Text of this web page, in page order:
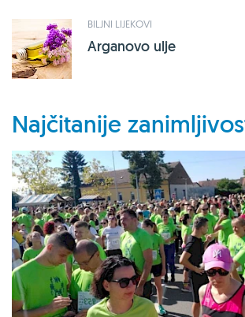
BILJNI LIJEKOVI
Arganovo ulje
Najčitanije